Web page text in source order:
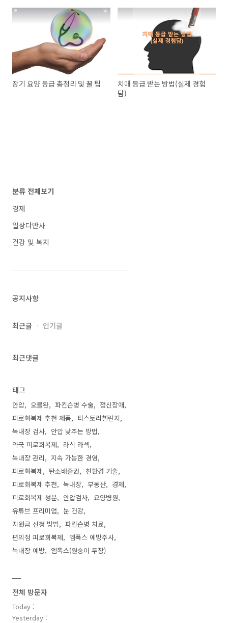
장기 요양 등급 총정리 및 꿀 팁
치매 등급 받는 방법(실제 경험
담)
분류 전체보기
경제
일상다반사
건강 및 복지
공지사항
최근글 인기글
최근댓글
태그
안압 오블완 파킨슨병 수술
정신장애
피로회복제 추천 제품
티스토리챌린지
녹내장 검사
안압 낮추는 방법
약국 피로회복제
라식 라섹
녹내장 관리
지속 가능한 경영
피로회복제
탄소배출권
친환경 기술
피로회복제 추천
녹내장 부동산
경제
피로회복제 성분
안압검사
요양병원
유튜브 프리미엄
눈 건강
지원금 신청 방법
파킨슨병 치료
편의점 피로회복제
엠폭스 예방주사
녹내장 예방
엠폭스(원숭이 두창)
전체 방문자
Today :
Yesterday :